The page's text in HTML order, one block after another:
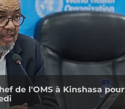
de l'OMS à Kinshasa pour